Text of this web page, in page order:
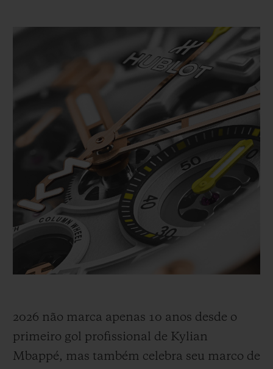
às 6 horas no aro. Expressa a escolha de
avançar, no campo, na vida e nos negócios.
Ele segue uma regra que moldou sua
trajetória de prodígio a ícone global,
inspirando uma geração a acreditar, agir
com determinação e nunca duvidar. Já se
passaram dez anos desde seu primeiro gol
profissional em 2016, uma década marcada
pela aceleração. Em 2026, após quebrar
recordes com seu clube e na Liga dos
Campeões da UEFA, ele está ampliando
seu legado.
2026 não marca apenas 10 anos desde o
primeiro gol profissional de Kylian
Mbappé, mas também celebra seu marco de